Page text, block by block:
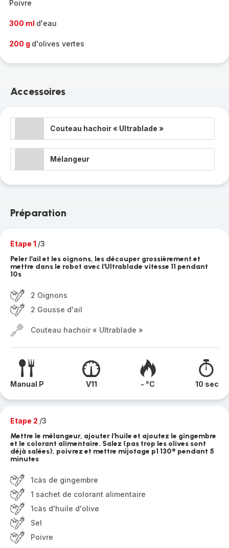
Poivre
300 ml d'eau
200 g d'olives vertes
Accessoires
Couteau hachoir « Ultrablade »
Mélangeur
Préparation
Etape 1 /3
Peler l’ail et les oignons, les découper grossièrement et
mettre dans le robot avec l'Ultrablade vitesse 11 pendant
10s
2 Oignons
2 Gousse d'ail
Couteau hachoir « Ultrablade »
Manual P V11 - °C 10 sec
Etape 2 /3
Mettre le mélangeur, ajouter l'huile et ajoutez le gingembre
et le colorant alimentaire. Salez (pas trop les olives sont
déjà salées), poivrez et mettre mijotage p1 130° pendant 5
minutes
1càs de gingembre
1 sachet de colorant alimentaire
1càs d'huile d'olive
Sel
Poivre